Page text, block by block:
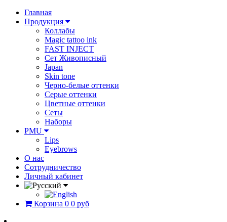
Главная
Продукция
Коллабы
Magic tattoo ink
FAST INJECT
Сет Живописный
Japan
Skin tone
Черно-белые оттенки
Серые оттенки
Цветные оттенки
Сеты
Наборы
PMU
Lips
Eyebrows
О нас
Сотрудничество
Личный кабинет
Корзина 0 0 руб